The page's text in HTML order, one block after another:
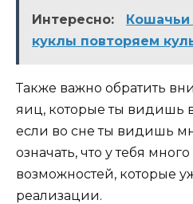
Интересно:
Кошачьи
куклы повторяем
Также важно обратить
яиц, которые ты видишь
если во сне ты видишь
означать, что у тебя
возможностей, которые
реализации.